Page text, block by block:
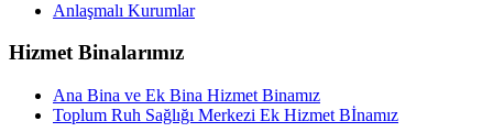
Anlaşmalı Kurumlar
Hizmet Binalarımız
Ana Bina ve Ek Bina Hizmet Binamız
Toplum Ruh Sağlığı Merkezi Ek Hizmet Bİnamız